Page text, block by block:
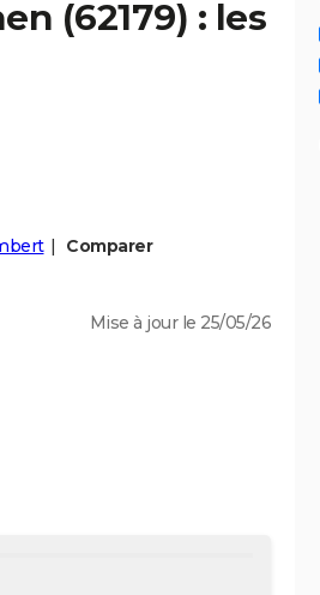
(62179) : les
Comparer
Mise à jour le 25/05/26